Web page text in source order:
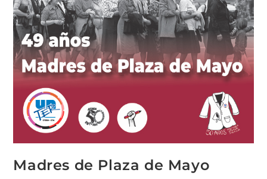
Madres de Plaza de Mayo